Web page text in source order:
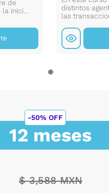
de
inici...
distintos
las
-50% OFF
12 meses
$ 3,588 MXN